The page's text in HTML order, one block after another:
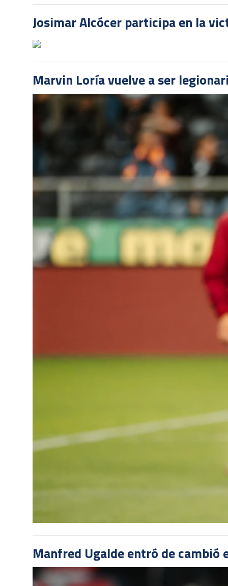
Josimar Alcócer participa en la
Marvin Loría vuelve a ser
Manfred Ugalde entró de cambió